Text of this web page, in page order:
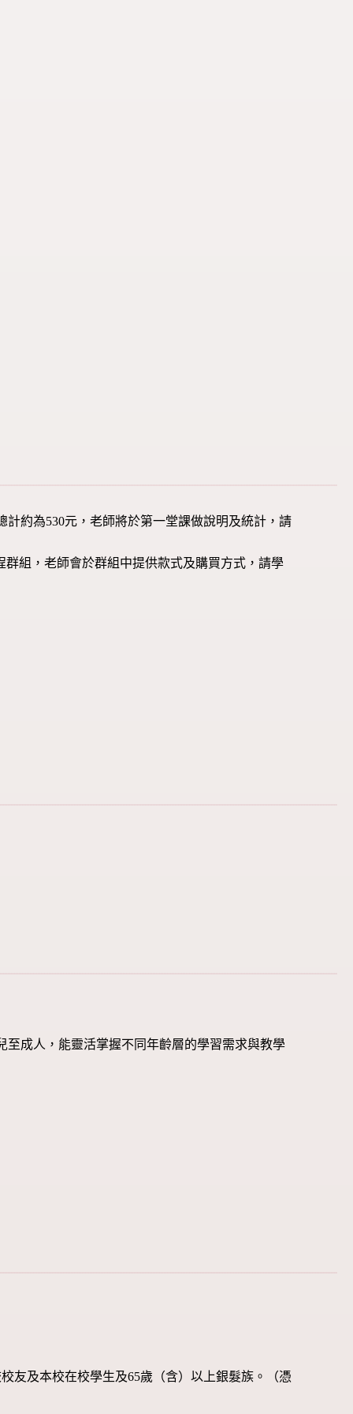
計約為530元，老師將於第一堂課做說明及統計，請
組，老師會於群組中提供款式及購買方式，請學
至成人，能靈活掌握不同年齡層的學習需求與教學
友及本校在校學生及65歲（含）以上銀髮族。（憑